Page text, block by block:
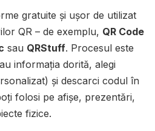
gratuite și ușor de utilizat
QR – de exemplu, QR Code
sau QRStuff. Procesul este
informația dorită, alegi
și descarci codul în
folosi pe afișe, prezentări,
fizice.